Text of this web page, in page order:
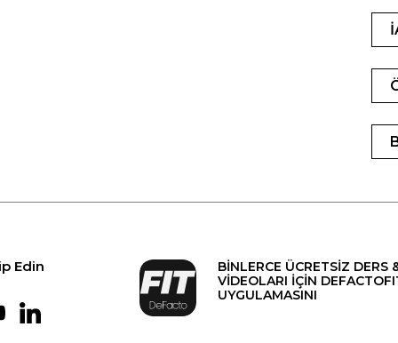
Edin
BİNLERCE ÜCRETSİZ DERS
VİDEOLARI İÇİN
UYGULAMASINI